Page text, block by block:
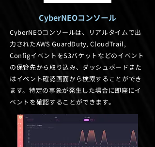
CyberNEOコンソール
CyberNEOコンソールは、リアルタイムで出
力されたAWS GuardDuty, CloudTrail,
ConfigイベントをS3バケットなどのイベント
の保管先から取り込み、ダッシュボードまた
はイベント確認画面から検索することができ
ます。特定の事象が発生した場合に即座にイ
ベントを確認することができます。